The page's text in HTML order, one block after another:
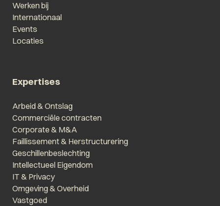
Werken bij
Internationaal
Events
Locaties
Expertises
Arbeid & Ontslag
Commerciële contracten
Corporate & M&A
Faillissement & Herstructurering
Geschillenbeslechting
Intellectueel Eigendom
IT & Privacy
Omgeving & Overheid
Vastgoed